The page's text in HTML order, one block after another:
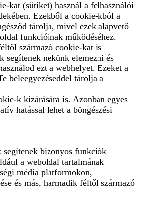
kat (sütiket) használ a felhasználói
Ezekből a cookie-kból a
tárolja, mivel ezek alapvető
funkcióinak működéséhez.
származó cookie-kat is
segítenek nekünk elemezni és
ezt a webhelyet. Ezeket a
beleegyezéseddel tárolja a
k kizárására is. Azonban egyes
hatással lehet a böngészési
bizonyos funkciók
a weboldal tartalmának
média platformokon,
és más, harmadik féltől származó